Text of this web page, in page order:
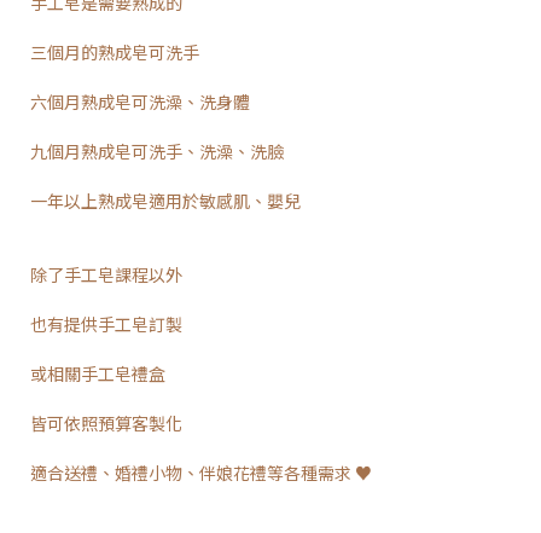
三個月的熟成皂可洗手
六個月熟成皂可洗澡、洗身體
九個月熟成皂可洗手、洗澡、洗臉
一年以上熟成皂適用於敏感肌、嬰兒
除了手工皂課程以外
也有提供手工皂訂製
或相關手工皂禮盒
皆可依照預算客製化
適合送禮、婚禮小物、伴娘花禮等各種需求 ♥